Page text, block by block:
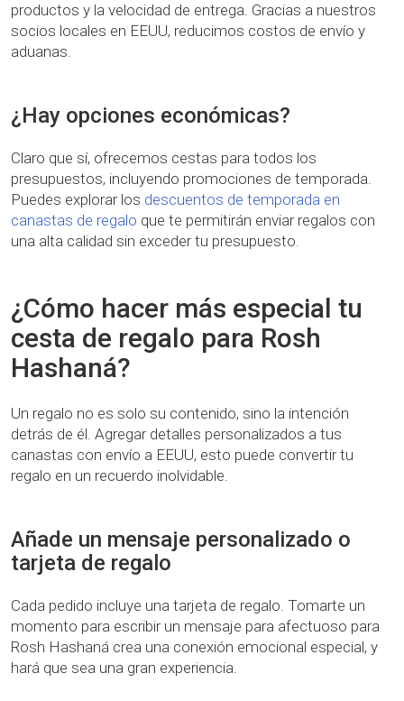
productos y la velocidad de entrega. Gracias a nuestros
socios locales en EEUU, reducimos costos de envío y
aduanas.
¿Hay opciones económicas?
Claro que sí, ofrecemos cestas para todos los
presupuestos, incluyendo promociones de temporada.
Puedes explorar los descuentos de temporada en
canastas de regalo que te permitirán enviar regalos con
una alta calidad sin exceder tu presupuesto.
¿Cómo hacer más especial tu
cesta de regalo para Rosh
Hashaná?
Un regalo no es solo su contenido, sino la intención
detrás de él. Agregar detalles personalizados a tus
canastas con envío a EEUU, esto puede convertir tu
regalo en un recuerdo inolvidable.
Añade un mensaje personalizado o
tarjeta de regalo
Cada pedido incluye una tarjeta de regalo. Tomarte un
momento para escribir un mensaje para afectuoso para
Rosh Hashaná crea una conexión emocional especial, y
hará que sea una gran experiencia.